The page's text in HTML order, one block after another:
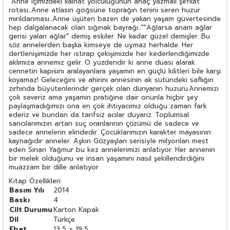
rotası...Anne atlasın göğsüne toprağın tenini seren huzur
mırıldanması...Anne üşüten bazen de yakan yaşam güvertesinde
hep dalgalanacak olan sığınak bayrağı...""Ağlarsa anam ağlar
gerisi yalan ağlar" demiş eskiler. Ne kadar güzel demişler. Bu
söz annelerden başka kimseye de uymaz herhalde. Her
dertlenişimizde her ıstırap çekişimizde her kederlendiğimizde
aklımıza annemiz gelir. O yüzdendir ki anne duası alarak
cennetin kapısını aralayanlara yaşamın en güçlü kilitleri bile karşı
koyamaz! Geleceğini ve ahirini annesinin ak sütündeki saflığın
zırhında büyütenlerindir gerçek olan dünyanın huzuru.Annemizi
çok severiz ama yaşamın pratiğine dair onunla hiçbir şey
paylaşmadığımızı ona en çok ihtiyacımız olduğu zaman fark
ederiz ve bundan da tarifsiz acılar duyarız. Toplumsal
sancılarımızın artan suç oranlarının çözümü de sadece ve
sadece annelerin elindedir. Çocuklarımızın karakter mayasının
kaynağıdır anneler. Aşkın Gözyaşları serisiyle milyonları mest
eden Sinan Yağmur bu kez annelerimizi anlatıyor. Her annenin
bir melek olduğunu ve insan yaşamını nasıl şekillendirdiğini
muazzam bir dille anlatıyor.
Kitap Özellikleri
Basım Yılı
2014
Baskı
4
Cilt DurumuKarton Kapak
Dil
Türkçe